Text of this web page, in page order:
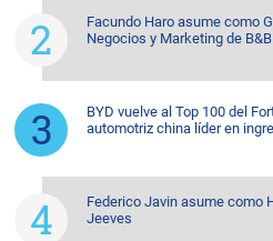
Facundo Haro asume como
Negocios y Marketing de B&B
BYD vuelve al Top 100 del
automotriz china líder en
Federico Javin asume como
Jeeves